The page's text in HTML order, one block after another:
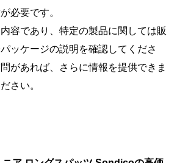
必要です。
容であり、特定の製品に関しては販
ッケージの説明を確認してくださ
があれば、さらに情報を提供できま
さい。